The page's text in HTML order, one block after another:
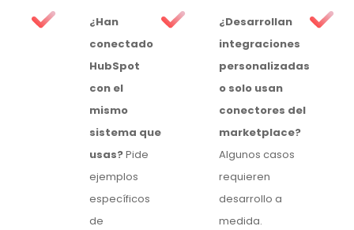
¿Han
conectado
HubSpot
con el
mismo
sistema que
usas?Pide
ejemplos
específicos
de
¿Desarrollan
integraciones
personalizadas
o solo usan
conectores del
marketplace?
Algunos casos
requieren
desarrollo a
medida.